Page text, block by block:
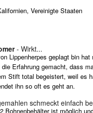
Vereinigte Staaten
- Wirkt...
Lippenherpes geplagt bin
Erfahrung gemacht, dass
Stift total begeistert, weil es
ihn so oft es geht an.
schmeckt einfach
Bohnenbehälter ist möglich